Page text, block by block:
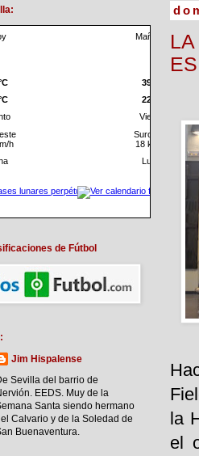
la
el
de Fútbol
Jim Hispalense
Sevilla del barrio de
EEDS. Muy de la
Santa siendo hermano
Calvario y de la Soledad de
Buenaventura.